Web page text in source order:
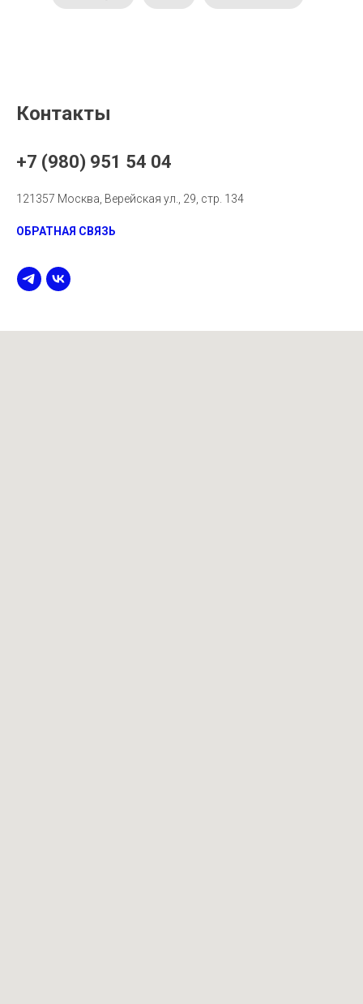
Контакты
+7 (980) 951 54 04
121357 Москва, Верейская ул., 29, стр. 134
ОБРАТНАЯ СВЯЗЬ